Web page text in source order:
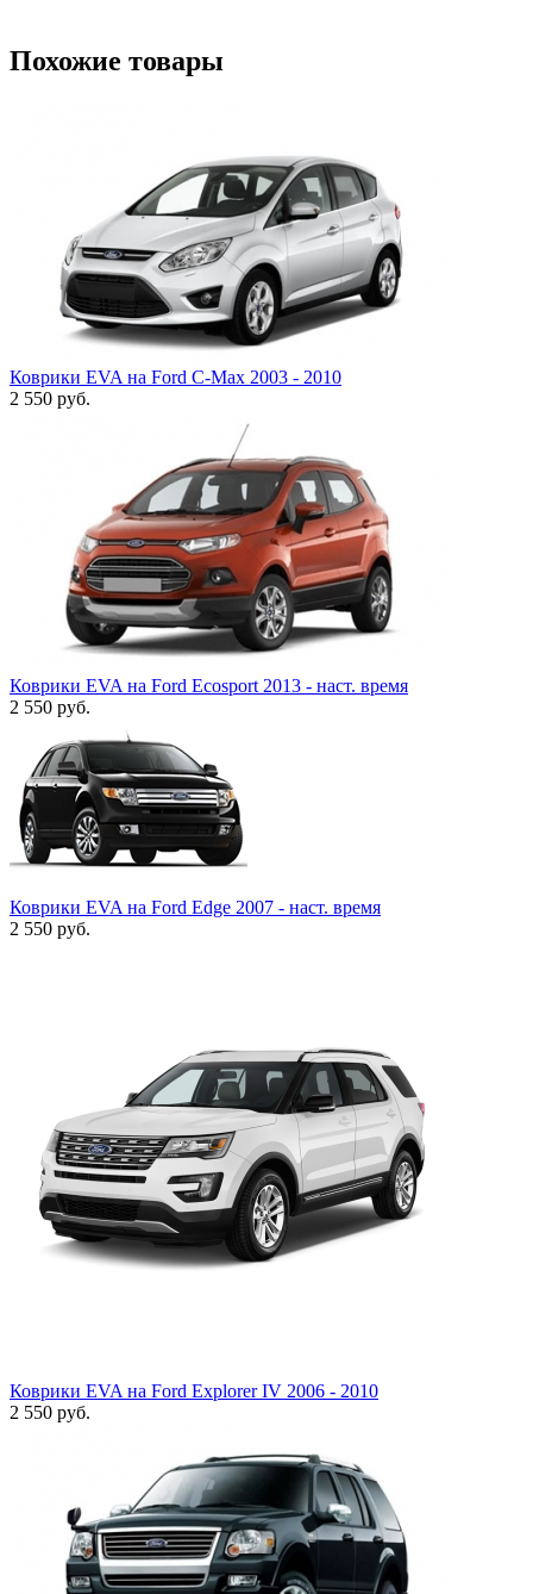
Похожие товары
Коврики EVA на Ford C-Max 2003 - 2010
2 550 руб.
Коврики EVA на Ford Ecosport 2013 - наст. время
2 550 руб.
Коврики EVA на Ford Edge 2007 - наст. время
2 550 руб.
Коврики EVA на Ford Explorer IV 2006 - 2010
2 550 руб.